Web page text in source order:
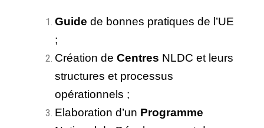
Guide de bonnes pratiques de l’UE
;
Création de Centres NLDC et leurs
structures et processus
opérationnels ;
Elaboration d’un Programme